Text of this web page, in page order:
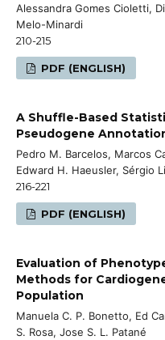
Alessandra Gomes Cioletti,
Melo-Minardi
210-215
PDF (ENGLISH)
A Shuffle-Based
Pseudogene
Pedro M. Barcelos, Marcos
Edward H. Haeusler, Sérgio
216-221
PDF (ENGLISH)
Evaluation of
Methods for
Population
Manuela C. P. Bonetto, Ed
S. Rosa, Jose S. L. Patané